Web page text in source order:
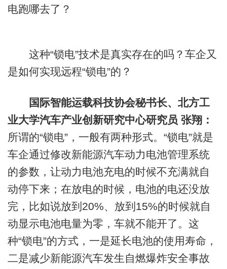
电跑哪去了？
这种“锁电”技术是真实存在的吗？车企又
是如何实现远程“锁电”的？
国际智能运载科技协会秘书长、北方工
业大学汽车产业创新研究中心研究员 张翔：
所谓的“锁电”，一般有两种形式。“锁电”就是
车企通过修改新能源汽车动力电池管理系统
的参数，让动力电池充电的时候不充满就自
动停下来；在放电的时候，电池的电还没放
完，比如说放到20%、放到15%的时候就自
动显示电池电量为零，车就不能开了。这
种“锁电”的方式，一是延长电池的使用寿命，
二是减少新能源汽车发生自燃爆炸安全事故